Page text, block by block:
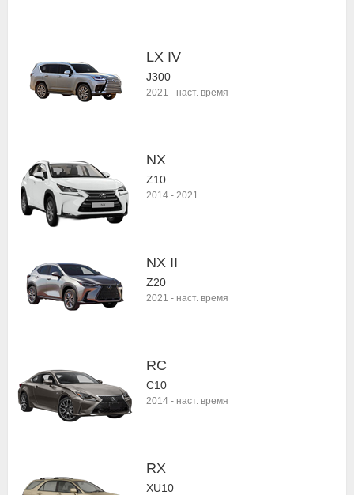
LX IV
J300
2021 - наст. время
NX
Z10
2014 - 2021
NX II
Z20
2021 - наст. время
RC
C10
2014 - наст. время
RX
XU10